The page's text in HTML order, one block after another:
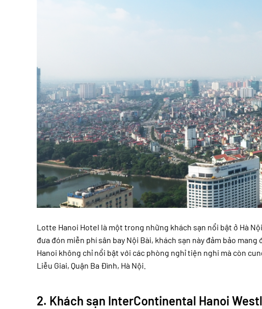
Lotte Hanoi Hotel là một trong những khách sạn nổi bật ở Hà
đưa đón miễn phí sân bay Nội Bài, khách sạn này đảm bảo
Hanoi không chỉ nổi bật với các phòng nghỉ tiện nghi mà còn
Liễu Giai, Quận Ba Đình, Hà Nội.
2. Khách sạn InterContinental Hanoi